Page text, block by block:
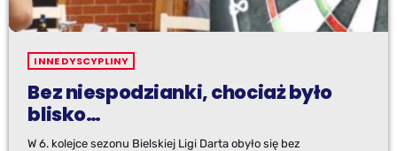
INNE DYSCYPLINY
Bez niespodzianki, chociaż było
blisko…
W 6. kolejce sezonu Bielskiej Ligi Darta obyło się bez